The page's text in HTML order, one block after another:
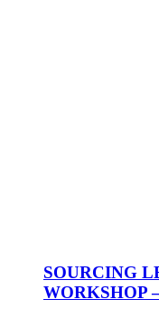
SOURCING
WORKSHOP